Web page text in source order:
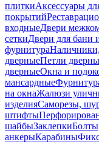
плиткиАксессуары
покрытий
входныеДвери
сеткиДвери для бани
фурнитура
дверныеПетли
дверныеОкна и
мансардные
на окнаЖалюзи
изделияСаморезы,
штифты
шайбыЗаклепки
анкерыКарабины